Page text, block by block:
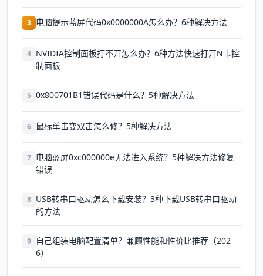
3 电脑提示蓝屏代码0x0000000A怎么办？6种解决方法
4 NVIDIA控制面板打不开怎么办？6种方法快速打开N卡控
制面板
5 0x800701B1错误代码是什么？5种解决方法
6 鼠标单击变双击怎么修？5种解决方法
7 电脑蓝屏0xc000000e无法进入系统？5种解决方法修复
错误
8 USB转串口驱动怎么下载安装？3种下载USB转串口驱动
的方法
9
自己组装电脑配置清单？兼顾性能和性价比推荐（202
6）